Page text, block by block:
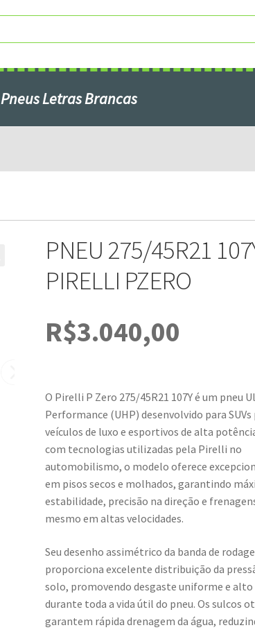
Pneus Letras Brancas
PNEU 275/45R21
PIRELLI PZERO
R$3.040,00
O Pirelli P Zero 275/45R21 107Y é um pneu
Performance (UHP) desenvolvido para
veículos de luxo e esportivos de alta
com tecnologias utilizadas pela Pirelli no
automobilismo, o modelo oferece
em pisos secos e molhados, garantindo
estabilidade, precisão na direção e
mesmo em altas velocidades.
Seu desenho assimétrico da banda de
proporciona excelente distribuição da
solo, promovendo desgaste uniforme e alto
durante toda a vida útil do pneu. Os sulcos
garantem rápida drenagem da água,